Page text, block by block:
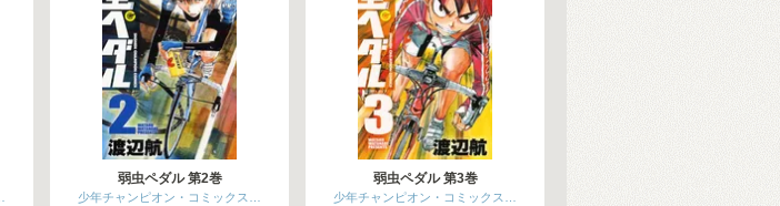
弱虫ペダル 第2巻
少年チャンピオン・コミックス…
弱虫ペダル 第3巻
少年チャンピオン・コミックス…